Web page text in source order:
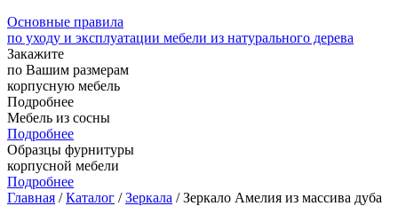
Основные правила
по уходу и эксплуатации мебели из натурального дерева
Закажите
по Вашим размерам
корпусную мебель
Подробнее
Мебель из сосны
Подробнее
Образцы фурнитуры
корпусной мебели
Подробнее
Главная /Каталог /Зеркала / Зеркало Амелия из массива дуба